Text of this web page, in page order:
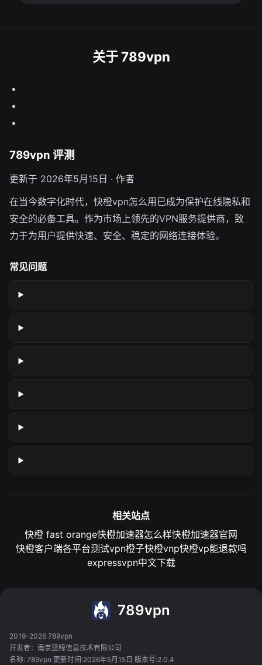
关于 789vpn
789vpn 评测
更新于 2026年5月15日 · 作者
在当今数字化时代，快橙vpn怎么用已成为保护在线隐私和
安全的必备工具。作为市场上领先的VPN服务提供商，致
力于为用户提供快速、安全、稳定的网络连接体验。
常见问题
相关站点
快橙 fast orange快橙加速器怎么样快橙加速器官网
快橙客户端各平台测试vpn橙子快橙vnp快橙vp能退款吗
expressvpn中文下载
789vpn
2019-2026 789vpn
开发者：南京蓝鲸信息技术有限公司
名称: 789vpn 更新时间:2026年5月15日 版本号:2.0.4